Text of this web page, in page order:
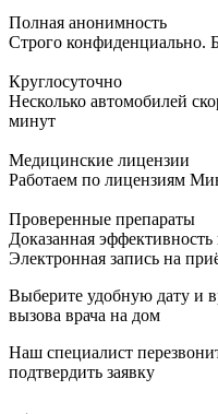
Полная анонимность
Строго конфиденциально.
Круглосуточно
Несколько автомобилей
минут
Медицинские лицензии
Работаем по лицензиям
Проверенные препараты
Доказанная эффективность
Электронная запись на
Выберите удобную дату и
вызова врача на дом
Наш специалист
подтвердить заявку